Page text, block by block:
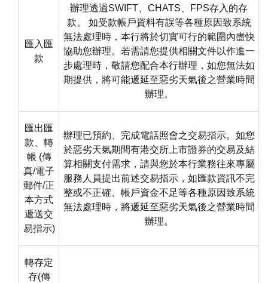
匯入匯
款
辦理透過SWIFT、CHATS、FPS存入的存
款。 如受款帳戶資料有誤等各種原因致系統
無法處理時，本行將於切實可行的範圍內盡快
協助您辦理。若需請您提供相關文件以作進一
步處理時，敬請您配合本行辦理，如您無法如
期提供，將可能遞延至惡劣天氣後之營業時間
辦理。
匯出匯
款、轉
帳 (傳
真/電子
郵件/正
本方式
遞送交
易指示)
辦理已預約、完成電話照會之交易指示。如您
於惡劣天氣期間有港交所上市證券的交易及結
算相關支付需求，請與您於本行業務往來專屬
服務人員提出前述交易指示，如匯款資訊不完
整或不正確、帳戶資金不足等各種原因致系統
無法處理時，將遞延至惡劣天氣後之營業時間
辦理。
轉存定
存(傳